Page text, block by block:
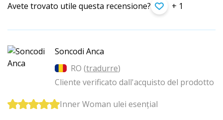
Avete trovato utile questa recensione? + 1
Soncodi Anca
RO (tradurre)
Cliente verificato dall'acquisto del prodotto
Inner Woman ulei esențial